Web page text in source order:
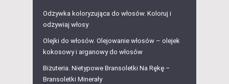
Odżywka koloryzująca do włosów. Koloruj i
odżywiaj włosy
Olejki do włosów. Olejowanie włosów – olejek
kokosowy i arganowy do włosów
Biżuteria. Nietypowe Bransoletki Na Rękę –
Bransoletki Minerały